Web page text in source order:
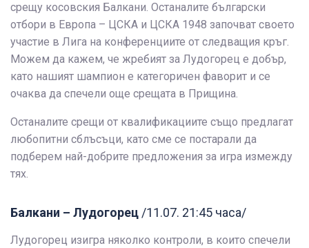
срещу косовския Балкани. Останалите български
отбори в Европа – ЦСКА и ЦСКА 1948 започват своето
участие в Лига на конференциите от следващия кръг.
Можем да кажем, че жребият за Лудогорец е добър,
като нашият шампион е категоричен фаворит и се
очаква да спечели още срещата в Прищина.
Останалите срещи от квалификациите също предлагат
любопитни сблъсъци, като сме се постарали да
подберем най-добрите предложения за игра измежду
тях.
Балкани – Лудогорец /11.07. 21:45 часа/
Лудогорец изигра няколко контроли, в които спечели